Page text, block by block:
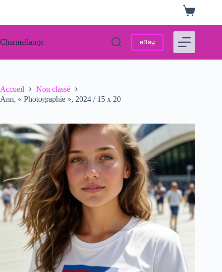
Panier
d’achat
Charmellange eBay
Accueil
Non classé
Ann, « Photographie », 2024 / 15 x 20